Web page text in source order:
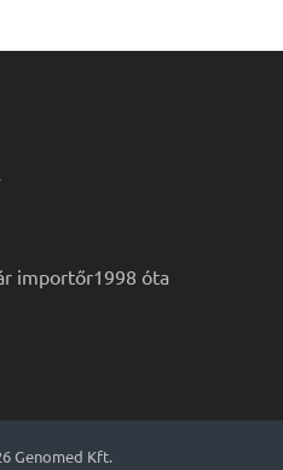
importőr1998 óta
Genomed Kft.